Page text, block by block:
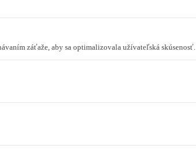
záťaže, aby sa optimalizovala užívateľská skúsenosť.